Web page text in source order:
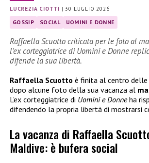
LUCREZIA CIOTTI |30 LUGLIO 2026
GOSSIP SOCIAL UOMINI E DONNE
Raffaella Scuotto criticata per le foto al
l’ex corteggiatrice di Uomini e Donne
difende la sua libertà.
Raffaella Scuotto è finita al centro delle
dopo alcune foto della sua vacanza al
L’ex corteggiatrice di Uomini e Donneha
difendendo la propria libertà di mostrarsi
La vacanza di Raffaella
Maldive: è bufera social